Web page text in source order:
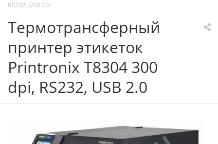
RS232, USB 2.0
Термотрансферный
принтер этикеток
Printronix T8304 300
dpi, RS232, USB 2.0